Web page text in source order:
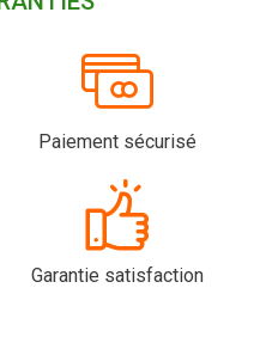
Paiement sécurisé
Garantie satisfaction